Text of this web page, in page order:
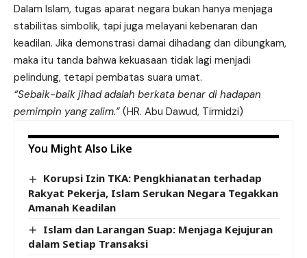
Dalam Islam, tugas aparat negara bukan hanya menjaga
stabilitas simbolik, tapi juga melayani kebenaran dan
keadilan. Jika demonstrasi damai dihadang dan dibungkam,
maka itu tanda bahwa kekuasaan tidak lagi menjadi
pelindung, tetapi pembatas suara umat.
“Sebaik-baik jihad adalah berkata benar di hadapan
pemimpin yang zalim.” (HR. Abu Dawud, Tirmidzi)
You Might Also Like
Korupsi Izin TKA: Pengkhianatan terhadap
Rakyat Pekerja, Islam Serukan Negara Tegakkan
Amanah Keadilan
Islam dan Larangan Suap: Menjaga Kejujuran
dalam Setiap Transaksi